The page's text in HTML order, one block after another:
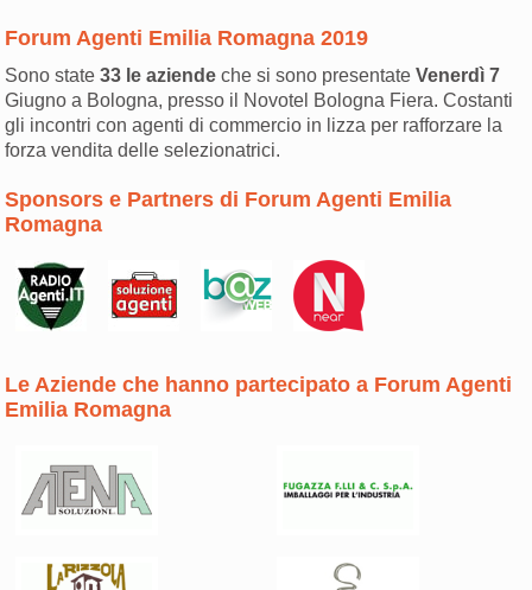
Forum Agenti Emilia Romagna 2019
Sono state33 le aziende che si sono presentateVenerdì 7
Giugno a Bologna, presso il Novotel Bologna Fiera. Costanti
gli incontri con agenti di commercio in lizza per rafforzare la
forza vendita delle selezionatrici.
Sponsors e Partners di Forum Agenti Emilia
Romagna
Le Aziende che hanno partecipato a Forum Agenti
Emilia Romagna